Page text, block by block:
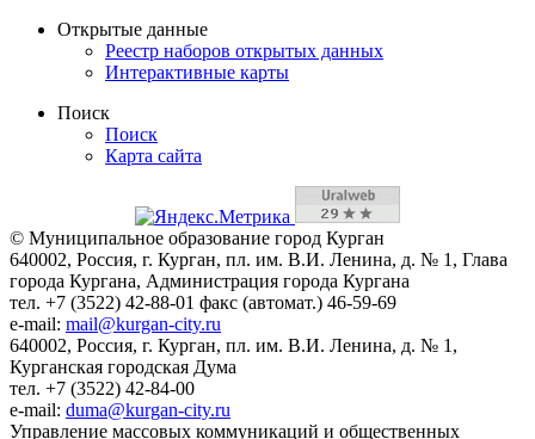
Открытые данные
Реестр наборов открытых данных
Интерактивные карты
Поиск
Поиск
Карта сайта
© Муниципальное образование город Курган
640002, Россия, г. Курган, пл. им. В.И. Ленина, д. № 1, Глава
города Кургана, Администрация города Кургана
тел. +7 (3522) 42-88-01 факс (автомат.) 46-59-69
e-mail: mail@kurgan-city.ru
640002, Россия, г. Курган, пл. им. В.И. Ленина, д. № 1,
Курганская городская Дума
тел. +7 (3522) 42-84-00
e-mail: duma@kurgan-city.ru
Управление массовых коммуникаций и общественных